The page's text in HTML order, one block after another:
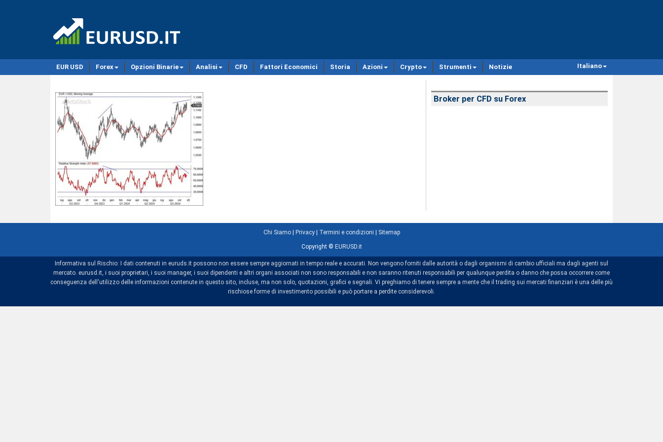
EUR USD Forex Opzioni Binarie Analisi CFD Fattori Economici Storia Azioni Crypto Strumenti Notizie Italiano
Broker per CFD su Forex
Chi Siamo| Privacy| Termini e condizioni Sitemap
Copyright © EURUSD.it
Informativa sul Rischio: I dati contenuti in euruds.it possono non essere sempre aggiornati in tempo reale e accurati. Non vengono forniti dalle autorità o dagli organismi di cambio ufficiali ma dagli agenti sul
mercato. eurusd.it, i suoi proprietari, i suoi manager, i suoi dipendenti e altri organi associati non sono responsabili e non saranno ritenuti responsabili per qualunque perdita o danno che possa occorrere come
conseguenza dell'utilizzo delle informazioni contenute in questo sito, incluse, ma non solo, quotazioni, grafici e segnali. Vi preghiamo di tenere sempre a mente che il trading sui mercati finanziari è una delle più
rischiose forme di investimento possibili e può portare a perdite considerevoli.